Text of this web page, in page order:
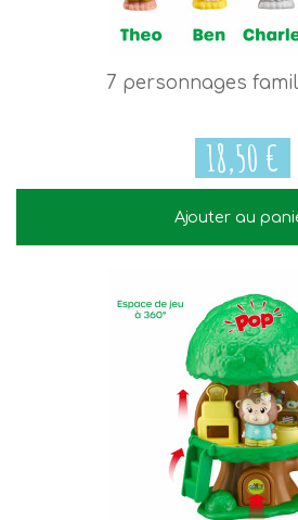
18,50 €
7 personnages
18,50 €
Ajouter au